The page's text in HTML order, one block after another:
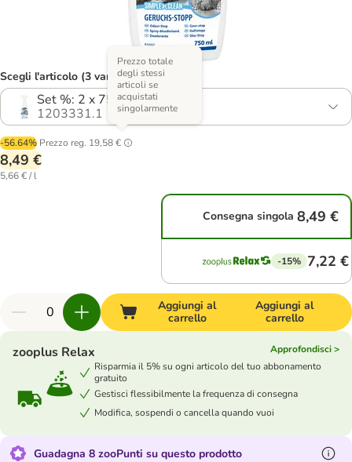
Scegli l'articolo (3 varianti)
Set %: 2 x 750 ml
1203331.1
-56.64% Prezzo reg. 19,58 €
Prezzo totale
degli stessi
articoli se
acquistati
singolarmente
8,49 €
5,66 € / l
Consegna singola 8,49 €
-15% 7,22 €
Aggiungi al
carrello
Aggiungi al
carrello
zooplus Relax
Approfondisci >
Risparmia il 5% su ogni articolo del tuo abbonamento
gratuito
Gestisci flessibilmente la frequenza di consegna
Modifica, sospendi o cancella quando vuoi
Guadagna 8 zooPunti su questo prodotto